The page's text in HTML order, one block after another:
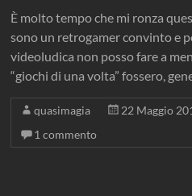
È molto tempo che mi ronza
sono un retrogamer convinto e
videoludica non posso fare a
“giochi di una volta” fossero,
quasimagia 22 Maggio
1 commento